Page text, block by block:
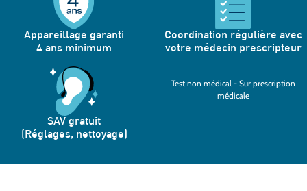
Appareillage garanti
4 ans minimum
Coordination régulière avec
votre médecin prescripteur
SAV gratuit
(Réglages, nettoyage)
Test non médical - Sur prescription
médicale